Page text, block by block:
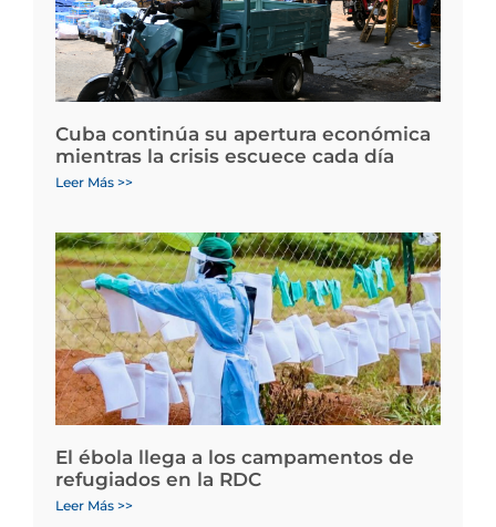
Cuba continúa su apertura económica
mientras la crisis escuece cada día
Leer Más >>
El ébola llega a los campamentos de
refugiados en la RDC
Leer Más >>